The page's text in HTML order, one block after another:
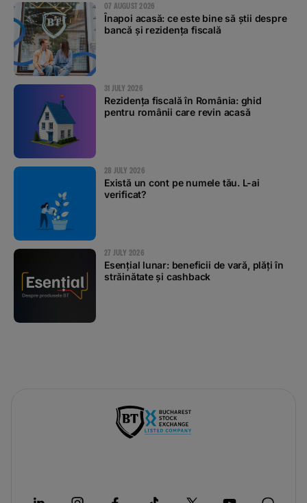
07 AUGUST 2026
Înapoi acasă: ce este bine să știi despre
bancă și rezidența fiscală
31 JULY 2026
Rezidența fiscală în România: ghid
pentru românii care revin acasă
28 JULY 2026
Există un cont pe numele tău. L-ai
verificat?
27 JULY 2026
Esențial lunar: beneficii de vară, plăți în
străinătate și cashback